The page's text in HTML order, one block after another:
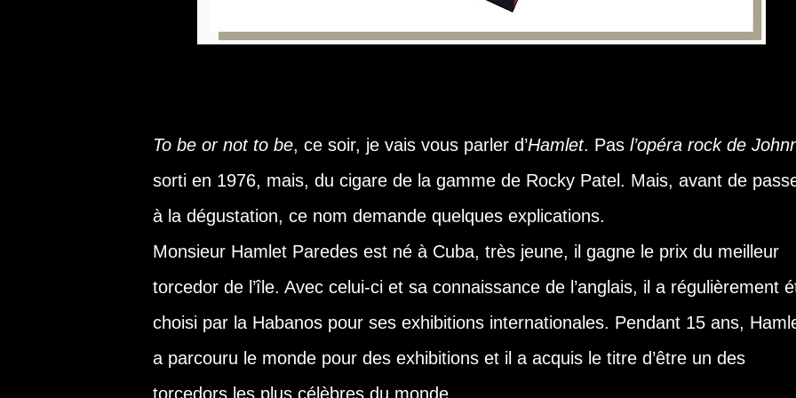
To be or not to be, ce soir, je vais vous parler d’Hamlet. Pas l’opéra rock de
sorti en 1976, mais, du cigare de la gamme de Rocky Patel. Mais, avant de
à la dégustation, ce nom demande quelques explications.
Monsieur Hamlet Paredes est né à Cuba, très jeune, il gagne le prix du meilleur
torcedor de l’île. Avec celui-ci et sa connaissance de l’anglais, il a régulièrement
choisi par la Habanos pour ses exhibitions internationales. Pendant 15 ans,
a parcouru le monde pour des exhibitions et il a acquis le titre d’être un des
torcedors les plus célèbres du monde.